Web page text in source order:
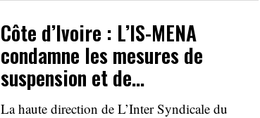
Côte d’Ivoire : L’IS-MENA
condamne les mesures de
suspension et de…
La haute direction de L’Inter Syndicale du